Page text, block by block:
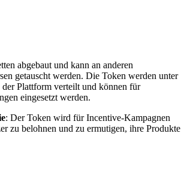
abgebaut und kann an anderen
getauscht werden. Die Token werden unter
Plattform verteilt und können für
eingesetzt werden.
: Der Token wird für Incentive-Kampagnen
zu belohnen und zu ermutigen, ihre Produkte